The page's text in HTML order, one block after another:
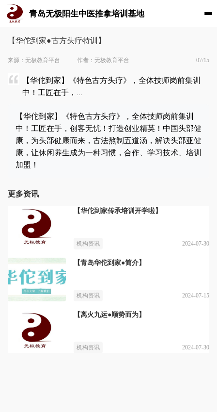
青岛无极阳生中医推拿培训基地
【华佗到家●古方头疗特训】
来源：无极教育平台 作者：无极教育平台 07/15
【华佗到家】《特色古方头疗》，全体技师岗前集训
中！工匠在手，...
【华佗到家】《特色古方头疗》，全体技师岗前集训
中！工匠在手，创客无忧！打造创业精英！中国头部健
康，为头部健康而来，古法熬制五道汤，解诀头部亚健
康，让休闲养生成为一种习惯，合作、学习技术、培训
加盟！
更多资讯
【华佗到家传承培训开学啦】
机构资讯 2024-07-30
【青岛华佗到家●简介】
机构资讯 2024-07-15
【离火九运●顺势而为】
机构资讯 2024-07-30